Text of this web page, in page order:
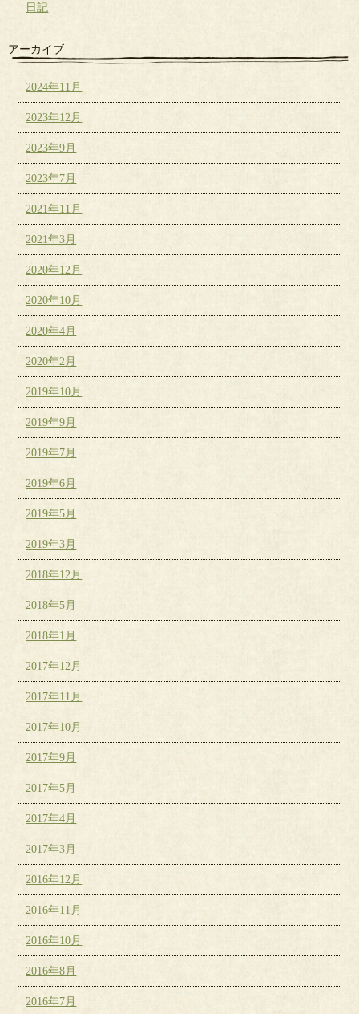
日記
アーカイブ
2024年11月
2023年12月
2023年9月
2023年7月
2021年11月
2021年3月
2020年12月
2020年10月
2020年4月
2020年2月
2019年10月
2019年9月
2019年7月
2019年6月
2019年5月
2019年3月
2018年12月
2018年5月
2018年1月
2017年12月
2017年11月
2017年10月
2017年9月
2017年5月
2017年4月
2017年3月
2016年12月
2016年11月
2016年10月
2016年8月
2016年7月